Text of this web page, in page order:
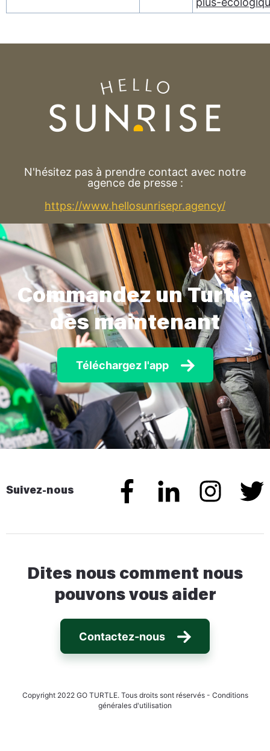
N'hésitez pas à prendre contact avec notre
agence de presse :
https://www.hellosunrisepr.agency/
Commandez un Turtle
dès maintenant
Téléchargez l'app
Suivez-nous
Dites nous comment nous
pouvons vous aider
Contactez-nous
Copyright 2022 GO TURTLE. Tous droits sont réservés - Conditions
générales d'utilisation